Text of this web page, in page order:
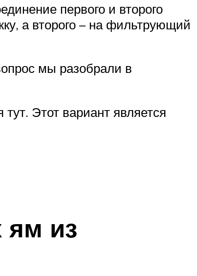
первого и второго
а второго – на фильтрующий
мы разобрали в
Этот вариант является
из